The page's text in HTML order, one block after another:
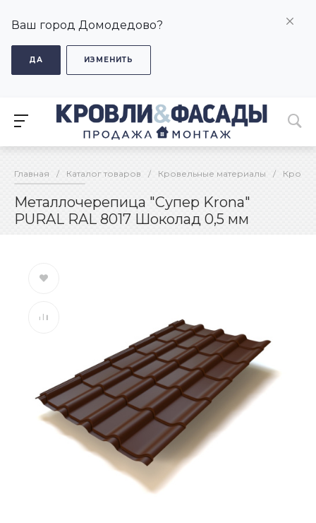
Ваш город Домодедово?
ДА ИЗМЕНИТЬ
Главная / Каталог товаров / Кровельные материалы /
Металлочерепица "Супер Krona"
PURAL RAL 8017 Шоколад 0,5 мм